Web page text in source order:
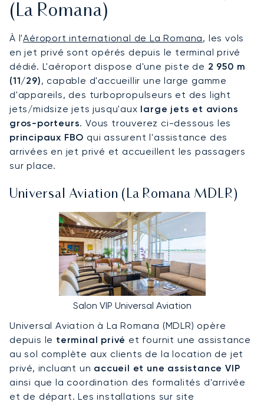
(La Romana)
À l'Aéroport international de La Romana, les vols
en jet privé sont opérés depuis le terminal privé
dédié. L'aéroport dispose d'une piste de 2 950 m
(11/29), capable d'accueillir une large gamme
d'appareils, des turbopropulseurs et des light
jets/midsize jets jusqu'aux large jets et avions
gros-porteurs. Vous trouverez ci-dessous les
principaux FBO qui assurent l'assistance des
arrivées en jet privé et accueillent les passagers
sur place.
Universal Aviation (La Romana MDLR)
Salon VIP Universal Aviation
Universal Aviation à La Romana (MDLR) opère
depuis le terminal privé et fournit une assistance
au sol complète aux clients de la location de jet
privé, incluant un accueil et une assistance VIP
ainsi que la coordination des formalités d'arrivée
et de départ. Les installations sur site